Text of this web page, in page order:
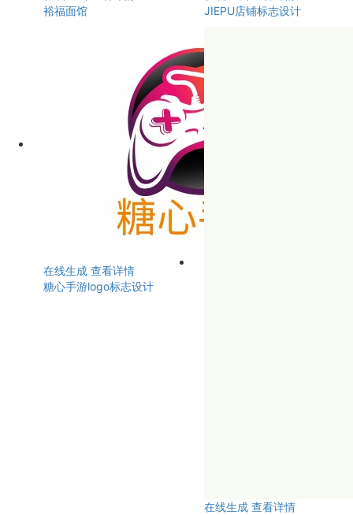
裕福面馆
JIEPU店铺标志设计
在线生成 查看详情
糖心手游logo标志设计
在线生成 查看详情